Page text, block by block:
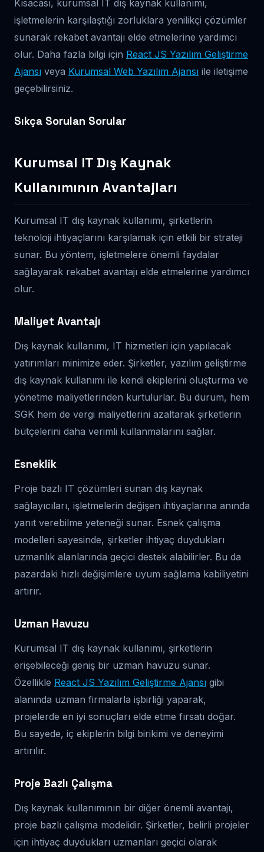
Kısacası, kurumsal IT dış kaynak kullanımı,
işletmelerin karşılaştığı zorluklara yenilikçi çözümler
sunarak rekabet avantajı elde etmelerine yardımcı
olur. Daha fazla bilgi için React JS Yazılım Geliştirme
Ajansı veya Kurumsal Web Yazılım Ajansı ile iletişime
geçebilirsiniz.
Sıkça Sorulan Sorular
Kurumsal IT Dış Kaynak
Kullanımının Avantajları
Kurumsal IT dış kaynak kullanımı, şirketlerin
teknoloji ihtiyaçlarını karşılamak için etkili bir strateji
sunar. Bu yöntem, işletmelere önemli faydalar
sağlayarak rekabet avantajı elde etmelerine yardımcı
olur.
Maliyet Avantajı
Dış kaynak kullanımı, IT hizmetleri için yapılacak
yatırımları minimize eder. Şirketler, yazılım geliştirme
dış kaynak kullanımı ile kendi ekiplerini oluşturma ve
yönetme maliyetlerinden kurtulurlar. Bu durum, hem
SGK hem de vergi maliyetlerini azaltarak şirketlerin
bütçelerini daha verimli kullanmalarını sağlar.
Esneklik
Proje bazlı IT çözümleri sunan dış kaynak
sağlayıcıları, işletmelerin değişen ihtiyaçlarına anında
yanıt verebilme yeteneği sunar. Esnek çalışma
modelleri sayesinde, şirketler ihtiyaç duydukları
uzmanlık alanlarında geçici destek alabilirler. Bu da
pazardaki hızlı değişimlere uyum sağlama kabiliyetini
artırır.
Uzman Havuzu
Kurumsal IT dış kaynak kullanımı, şirketlerin
erişebileceği geniş bir uzman havuzu sunar.
Özellikle React JS Yazılım Geliştirme Ajansı gibi
alanında uzman firmalarla işbirliği yaparak,
projelerde en iyi sonuçları elde etme fırsatı doğar.
Bu sayede, iç ekiplerin bilgi birikimi ve deneyimi
artırılır.
Proje Bazlı Çalışma
Dış kaynak kullanımının bir diğer önemli avantajı,
proje bazlı çalışma modelidir. Şirketler, belirli projeler
için ihtiyaç duydukları uzmanları geçici olarak